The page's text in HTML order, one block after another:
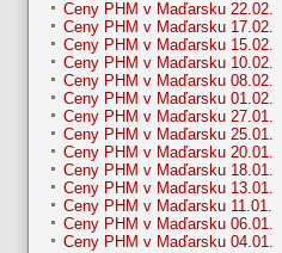
Ceny PHM v Maďarsku 22.02.
Ceny PHM v Maďarsku 17.02.
Ceny PHM v Maďarsku 15.02.
Ceny PHM v Maďarsku 10.02.
Ceny PHM v Maďarsku 08.02.
Ceny PHM v Maďarsku 01.02.
Ceny PHM v Maďarsku 27.01.
Ceny PHM v Maďarsku 25.01.
Ceny PHM v Maďarsku 20.01.
Ceny PHM v Maďarsku 18.01.
Ceny PHM v Maďarsku 13.01.
Ceny PHM v Maďarsku 11.01.
Ceny PHM v Maďarsku 06.01.
Ceny PHM v Maďarsku 04.01.